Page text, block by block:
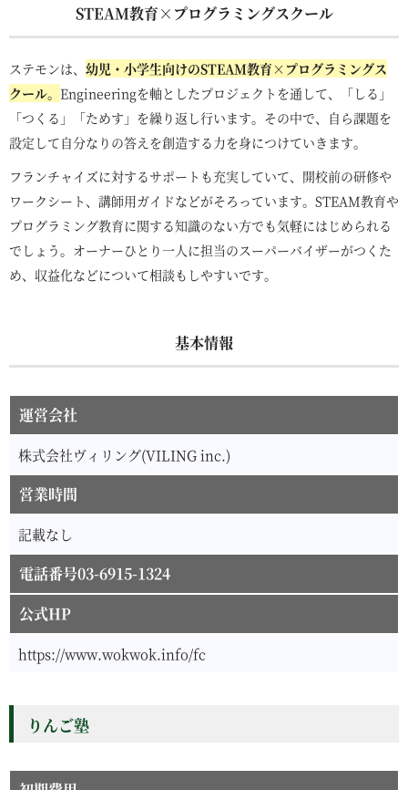
STEAM教育×プログラミングスクール
ステモンは、 幼児・小学生向けのSTEAM教育×プログラミングス
クール。 Engineeringを軸としたプロジェクトを通して、「しる」
「つくる」「ためす」を繰り返し行います。その中で、自ら課題を
設定して自分なりの答えを創造する力を身につけていきます。
フランチャイズに対するサポートも充実していて、開校前の研修や
ワークシート、講師用ガイドなどがそろっています。STEAM教育や
プログラミング教育に関する知識のない方でも気軽にはじめられる
でしょう。オーナーひとり一人に担当のスーパーバイザーがつくた
め、収益化などについて相談もしやすいです。
基本情報
運営会社
株式会社ヴィリング(VILING inc.)
営業時間
記載なし
電話番号03-6915-1324
公式HP
https://www.wokwok.info/fc
りんご塾